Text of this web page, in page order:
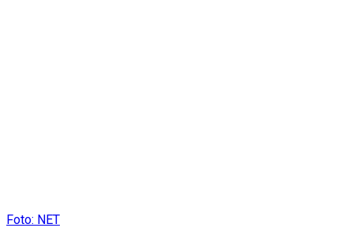
Foto: NET